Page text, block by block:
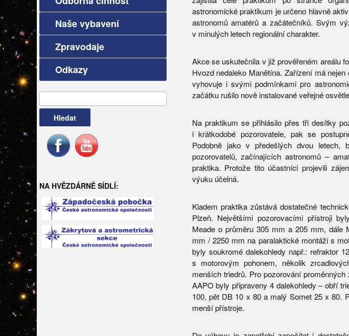
Naše vybavení
Zpravodaje
Odkazy
NA HVĚZDÁRNĚ SÍDLÍ:
astronomické praktikum je určeno hlavně
astronomů amatérů a začátečníků. Svým
v minulých letech regionální charakter.
Akce se uskutečnila v již prověřeném areálu
Hvozd nedaleko Manětína. Zařízení má
vyhovuje i svými podmínkami pro
začátku rušilo nově instalované veřejné
Na praktikum se přihlásilo přes tři desítky
i krátkodobé pozorovatele, pak se
Podobně jako v předešlých dvou letech,
pozorovatelů, začínajících astronomů –
praktika. Protože tito účastníci projevili
výuku účelná.
Kladem praktika zůstává dostatečné
Plzeň. Největšími pozorovacími přístroji
Meade o průměru 305 mm a 205 mm, dále
mm / 2250 mm na paralaktické montáži s
byly soukromé dalekohledy např.: refraktor
s motorovým pohonem, několik
menších triedrů. Pro pozorování
AAPO byly připraveny 4 dalekohledy – obří
100, pět DB 10 x 80 a malý Somet 25 x 80.
menší přístroje.